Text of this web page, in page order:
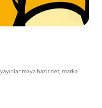
hazır net, marka